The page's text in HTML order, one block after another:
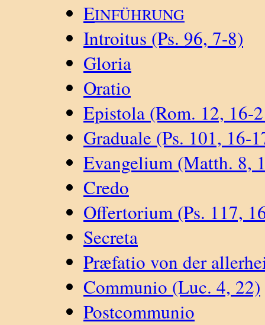
EINFÜHRUNG
Introitus (Ps. 96, 7-8)
Gloria
Oratio
Epistola (Rom. 12, 16-
Graduale (Ps. 101, 16-
Evangelium (Matth. 8,
Credo
Offertorium (Ps. 117,
Secreta
Præfatio von der
Communio (Luc. 4, 22)
Postcommunio